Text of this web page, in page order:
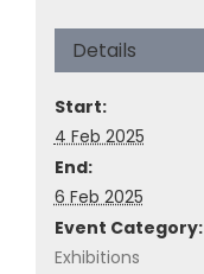
Details
Start:
4 Feb 2025
End:
6 Feb 2025
Event Category:
Exhibitions